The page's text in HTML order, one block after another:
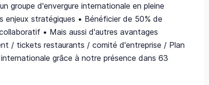
groupe d'envergure internationale en pleine
stratégiques • Bénéficier de 50% de
• Mais aussi d'autres avantages
/ tickets restaurants / comité d'entreprise / Plan
grâce à notre présence dans 63